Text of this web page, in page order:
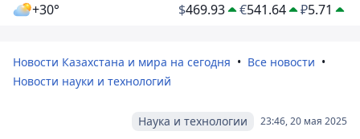
+30° $469.93 €541.64 ₽5.71
Новости Казахстана и мира на сегодня
Все новости
Новости науки и технологий
23:46, 20 мая 2025
Наука и технологии